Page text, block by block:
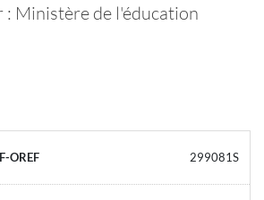
Ministère de l'éducation
299081S